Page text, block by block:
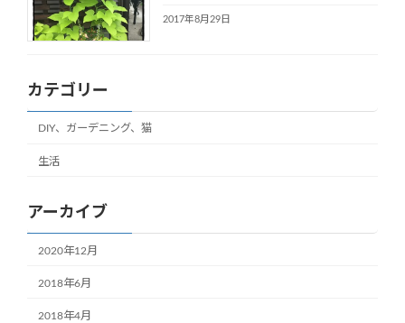
2017年8月29日
カテゴリー
DIY、ガーデニング、猫
生活
アーカイブ
2020年12月
2018年6月
2018年4月